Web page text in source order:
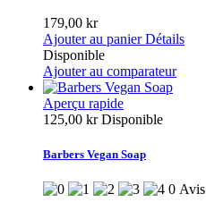
179,00 kr
Ajouter au panier Détails
Disponible
Ajouter au comparateur
Aperçu rapide
125,00 krDisponible
Barbers Vegan Soap
0 Avis